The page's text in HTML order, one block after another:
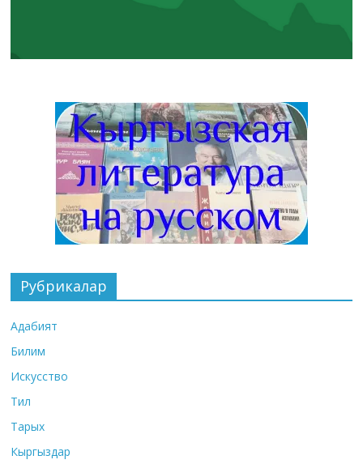
Рубрикалар
Адабият
Билим
Искусство
Тил
Тарых
Кыргыздар